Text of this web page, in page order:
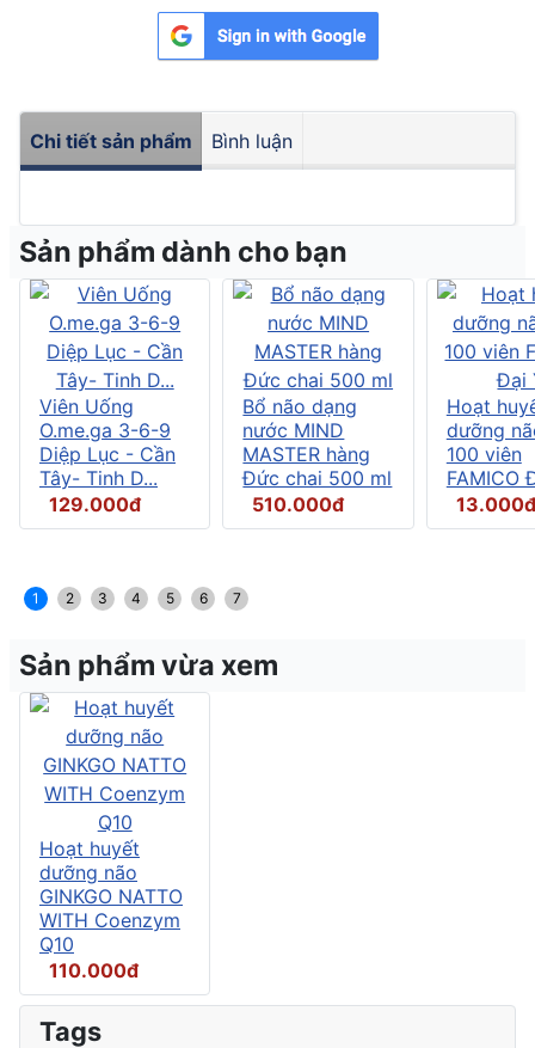
Chi tiết sản phẩm Bình luận
Sản phẩm dành cho bạn
Viên Uống
O.me.ga 3-6-9
Diệp Lục - Cần
Tây- Tinh D...
129.000đ
Bổ não dạng
nước MIND
MASTER hàng
Đức chai 500 ml
510.000đ
Hoạt
dưỡng
100 viên
FAMICO
13.000đ
1 2 3 4 5 6 7
Sản phẩm vừa xem
Hoạt huyết
dưỡng não
GINKGO NATTO
WITH Coenzym
Q10
110.000đ
Tags